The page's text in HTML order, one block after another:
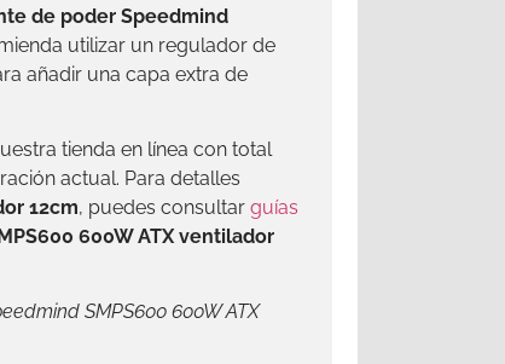
de poder Speedmind
utilizar un regulador de
añadir una capa extra de
tienda en línea con total
actual. Para detalles
12cm, puedes consultar guías
600W ATX ventilador
SMPS600 600W ATX